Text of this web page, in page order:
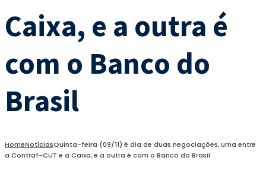
Caixa, e a outra é
com o Banco do
Brasil
HomeNotíciasQuinta-feira (09/11) é dia de duas negociações, uma entre
a Contraf-CUT e a Caixa, e a outra é com o Banco do Brasil